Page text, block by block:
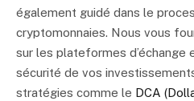
également guidé dans le
cryptomonnaies. Nous vous
sur les plateformes d’échange
sécurité de vos
stratégies comme le DCA